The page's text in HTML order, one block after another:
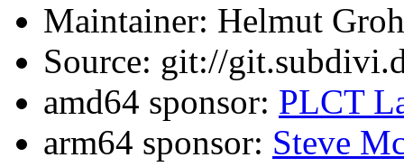
Maintainer: Helmut
Source: git://
amd64 sponsor: PLCT
arm64 sponsor: Steve